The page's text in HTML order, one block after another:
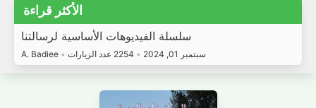
الأكثر قراءة
سلسلة الفيديوهات الأساسية لرسالتنا
A. Badiee • سبتمبر 01, 2024 •